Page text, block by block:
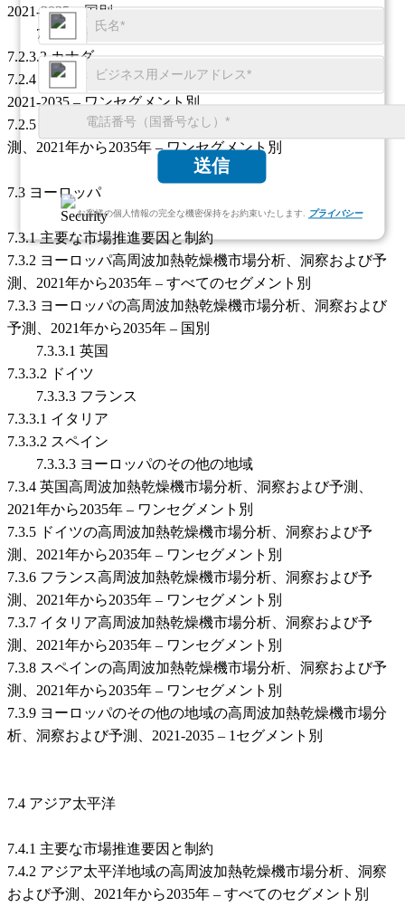
送信
お客様の個人情報の完全な機密保持をお約束いたします. プライバシー
2021-2035 – 国別
7.2.3.1 米国
7.2.3.2 カナダ
7.2.4 米国高周波加熱乾燥機市場分析、洞察および予測、
2021-2035 – ワンセグメント別
7.2.5 カナダの高周波加熱乾燥機市場分析、洞察および予
測、2021年から2035年 – ワンセグメント別
7.3 ヨーロッパ
7.3.1 主要な市場推進要因と制約
7.3.2 ヨーロッパ高周波加熱乾燥機市場分析、洞察および予
測、2021年から2035年 – すべてのセグメント別
7.3.3 ヨーロッパの高周波加熱乾燥機市場分析、洞察および
予測、2021年から2035年 – 国別
7.3.3.1 英国
7.3.3.2 ドイツ
7.3.3.3 フランス
7.3.3.1 イタリア
7.3.3.2 スペイン
7.3.3.3 ヨーロッパのその他の地域
7.3.4 英国高周波加熱乾燥機市場分析、洞察および予測、
2021年から2035年 – ワンセグメント別
7.3.5 ドイツの高周波加熱乾燥機市場分析、洞察および予
測、2021年から2035年 – ワンセグメント別
7.3.6 フランス高周波加熱乾燥機市場分析、洞察および予
測、2021年から2035年 – ワンセグメント別
7.3.7 イタリア高周波加熱乾燥機市場分析、洞察および予
測、2021年から2035年 – ワンセグメント別
7.3.8 スペインの高周波加熱乾燥機市場分析、洞察および予
測、2021年から2035年 – ワンセグメント別
7.3.9 ヨーロッパのその他の地域の高周波加熱乾燥機市場分
析、洞察および予測、2021-2035 – 1セグメント別
7.4 アジア太平洋
7.4.1 主要な市場推進要因と制約
7.4.2 アジア太平洋地域の高周波加熱乾燥機市場分析、洞察
および予測、2021年から2035年 – すべてのセグメント別